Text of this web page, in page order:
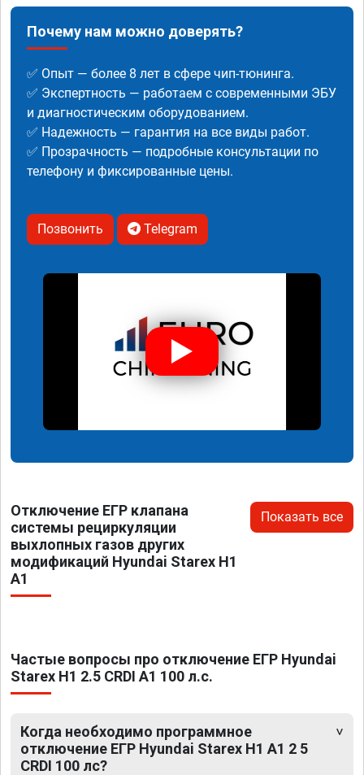
Почему нам можно доверять?
✅ Опыт — более 8 лет в сфере чип-тюнинга.
✅ Экспертность — работаем с современными ЭБУ
и диагностическим оборудованием.
✅ Надежность — гарантия на все виды работ.
✅ Прозрачность — подробные консультации по
телефону и фиксированные цены.
Позвонить Telegram
Отключение ЕГР клапана
системы рециркуляции
выхлопных газов других
модификаций Hyundai Starex H1
A1
Показать все
Частые вопросы про отключение ЕГР Hyundai
Starex H1 2.5 CRDI A1 100 л.с.
Когда необходимо программное
отключение ЕГР Hyundai Starex H1 A1 2 5
CRDI 100 лс?